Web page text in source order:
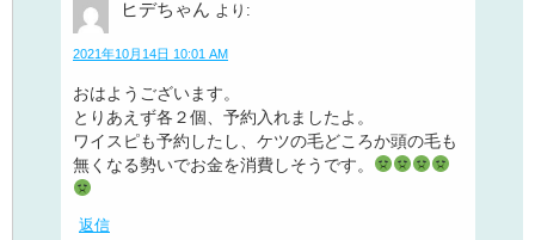
ヒデちゃん より:
2021年10月14日 10:01 AM
おはようございます。
とりあえず各２個、予約入れましたよ。
ワイスピも予約したし、ケツの毛どころか頭の毛も
無くなる勢いでお金を消費しそうです。
返信